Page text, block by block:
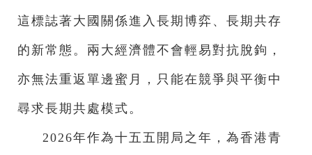
這標誌著大國關係進入長期博弈、長期共存
的新常態。兩大經濟體不會輕易對抗脫鉤，
亦無法重返單邊蜜月，只能在競爭與平衡中
尋求長期共處模式。
2026年作為十五五開局之年，為香港青